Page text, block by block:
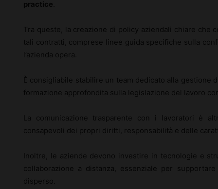
practice
Tra queste, la creazione di policy aziendali chiare
tali contratti, comprese linee guida specifiche sulla
l’azienda opera.
È consigliabile stabilire un team dedicato alla gestione
formazione approfondita sulla legislazione del lavoro
La comunicazione trasparente con i lavoratori è
consapevoli dei propri diritti, responsabilità e delle
Inoltre, le aziende devono investire in tecnologie e
collaborazione a distanza, essenziale per
disperso.